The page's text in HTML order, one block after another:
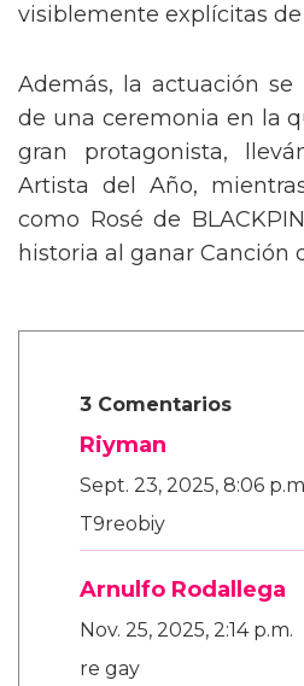
visiblemente explícitas de
Además, la actuación
de una ceremonia en la
gran protagonista,
Artista del Año,
como Rosé de
historia al ganar Canción
3 Comentarios
Riyman
Sept. 23, 2025, 8:06
T9reobiy
Arnulfo Rodallega
Nov. 25, 2025, 2:14 p.m.
re gay